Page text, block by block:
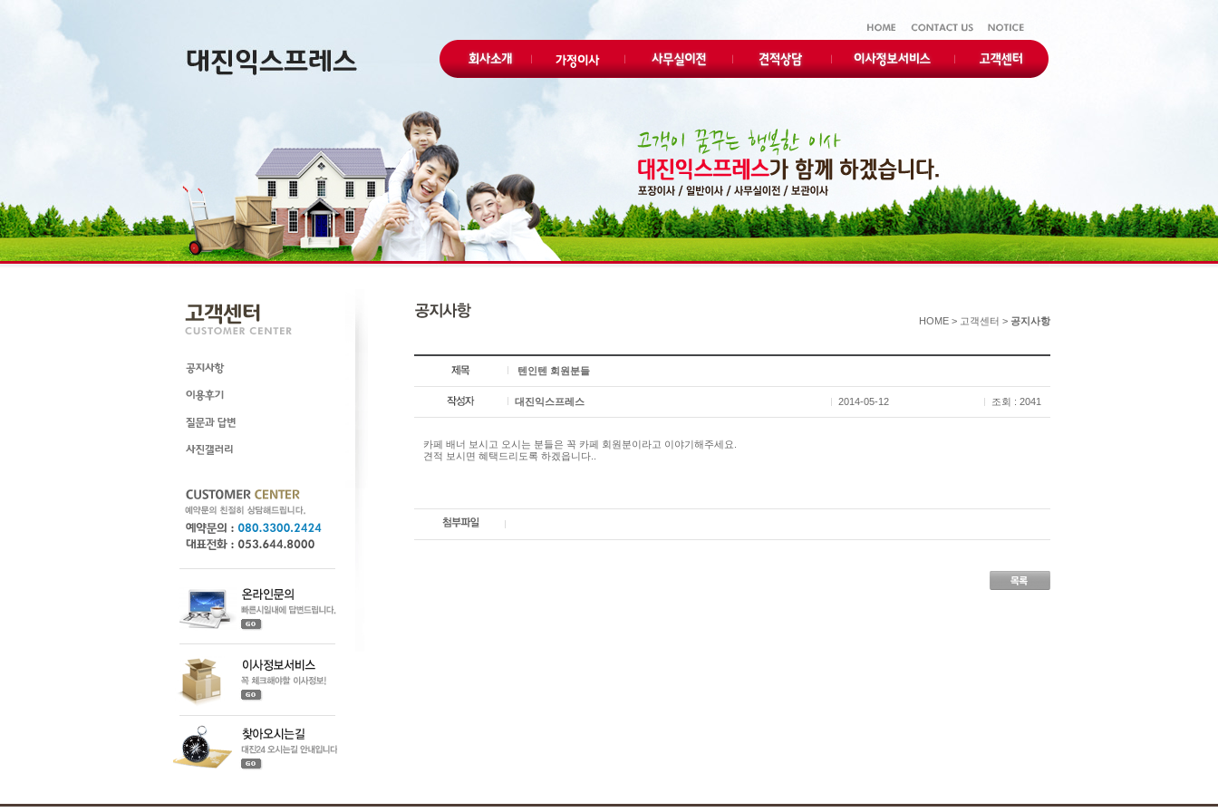
HOME > 고객센터 > 공지사항
텐인텐 회원분들
대진익스프레스 2014-05-12 조회 : 2041
카페 배너 보시고 오시는 분들은 꼭 카페 회원분이라고 이야기해주세요.
견적 보시면 혜택드리도록 하겠읍니다..